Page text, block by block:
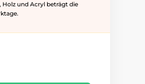
Holz und Acryl beträgt die